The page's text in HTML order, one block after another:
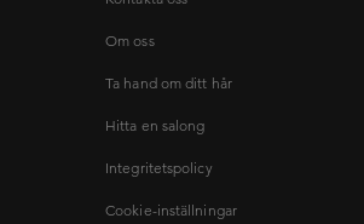
Om oss
Ta hand om ditt hår
Hitta en salong
Integritetspolicy
Cookie-inställningar